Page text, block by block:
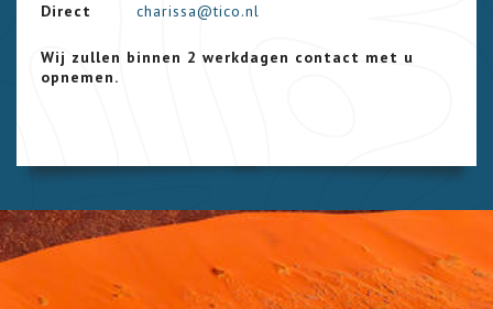
Direct
charissa@tico.nl
Wij zullen binnen 2 werkdagen contact met u
opnemen.